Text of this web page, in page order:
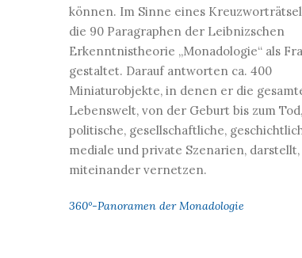
können. Im Sinne eines
die 90 Paragraphen der Leibnizschen
Erkenntnistheorie „Monadologie“ als
gestaltet. Darauf antworten ca. 400
Miniaturobjekte, in denen er die
Lebenswelt, von der Geburt bis zum Tod,
politische, gesellschaftliche,
mediale und private Szenarien, darstellt,
miteinander vernetzen.
360°-Panoramen der Monadologie